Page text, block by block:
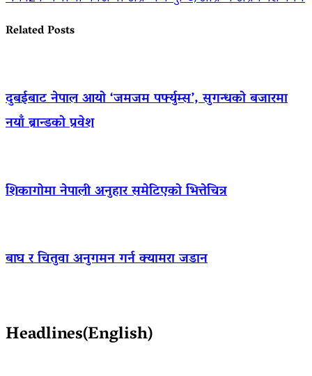
Related Posts
दुबईबाट नेपाल आयो ‘जमजम पर्फ्युम्स’, सुगन्धको बजारमा
नयाँ ब्रान्डको प्रवेश
शिकागोमा नेपाली अनुहार समेटिएको भित्तेचित्र
बाघ र चितुवा अनुगमन गर्न क्यामरा जडान
Headlines(English)